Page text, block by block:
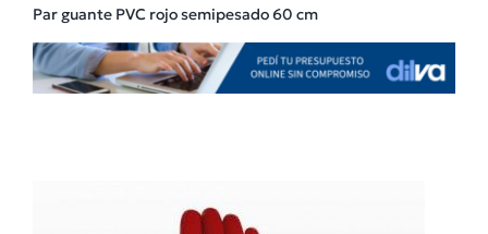
EMPRESA
PRODUCTOS
Par guante PVC rojo semipesado 60 cm